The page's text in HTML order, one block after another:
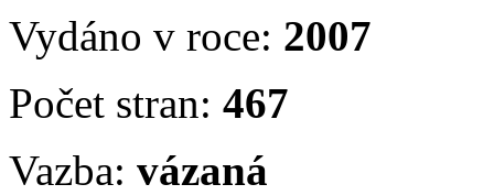
Vydáno v roce: 2007
Počet stran: 467
Vazba: vázaná